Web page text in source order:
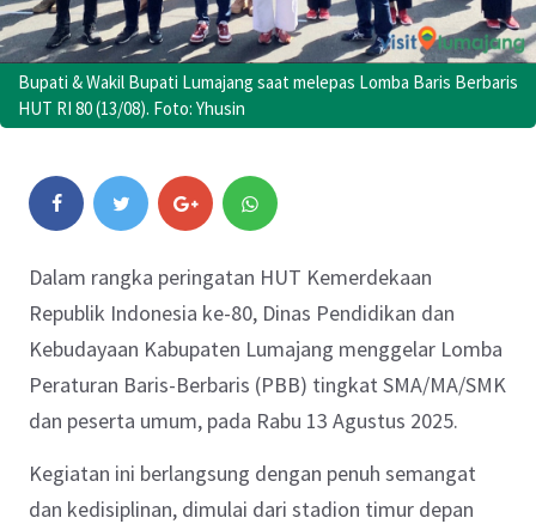
Bupati & Wakil Bupati Lumajang saat melepas Lomba Baris Berbaris
HUT RI 80 (13/08). Foto: Yhusin
Dalam rangka peringatan HUT Kemerdekaan
Republik Indonesia ke-80, Dinas Pendidikan dan
Kebudayaan Kabupaten Lumajang menggelar Lomba
Peraturan Baris-Berbaris (PBB) tingkat SMA/MA/SMK
dan peserta umum, pada Rabu 13 Agustus 2025.
Kegiatan ini berlangsung dengan penuh semangat
dan kedisiplinan, dimulai dari stadion timur depan